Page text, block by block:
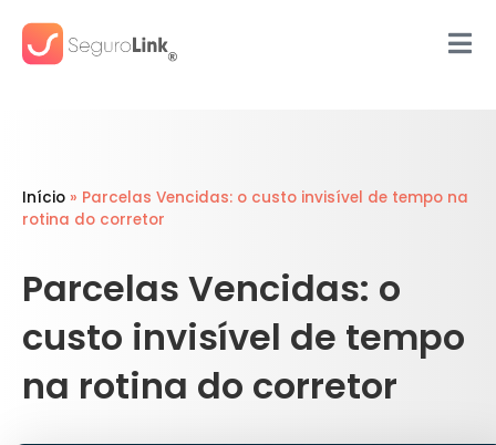
Início » Parcelas Vencidas: o custo invisível de tempo na
rotina do corretor
Parcelas Vencidas: o
custo invisível de tempo
na rotina do corretor